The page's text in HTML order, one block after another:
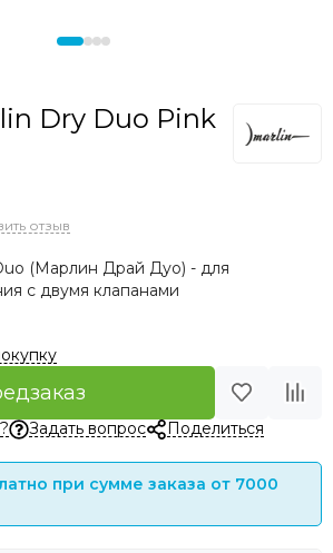
Dry Duo Pink
отзыв
(Марлин Драй Дуо) - для
с двумя клапанами
Задать вопрос Поделиться
при сумме заказа от 7000